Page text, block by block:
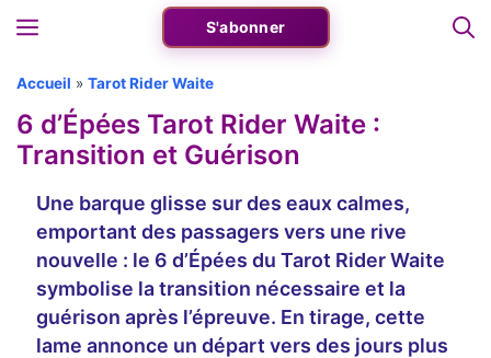
Aller
contenu
S'abonner
Menu
Accueil » Tarot Rider Waite
6 d’Épées Tarot Rider Waite :
Transition et Guérison
Une barque glisse sur des eaux calmes,
emportant des passagers vers une rive
nouvelle : le 6 d’Épées du Tarot Rider Waite
symbolise la transition nécessaire et la
guérison après l’épreuve. En tirage, cette
lame annonce un départ vers des jours plus